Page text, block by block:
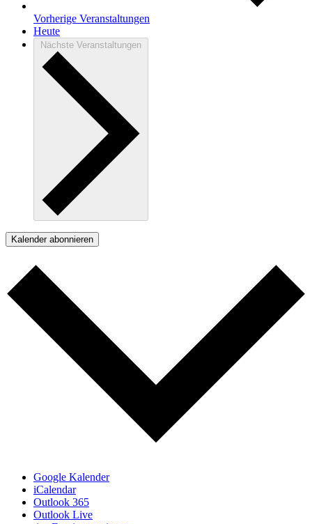
Vorherige Veranstaltungen
Heute
Nächste Veranstaltungen
Kalender abonnieren
Google Kalender
iCalendar
Outlook 365
Outlook Live